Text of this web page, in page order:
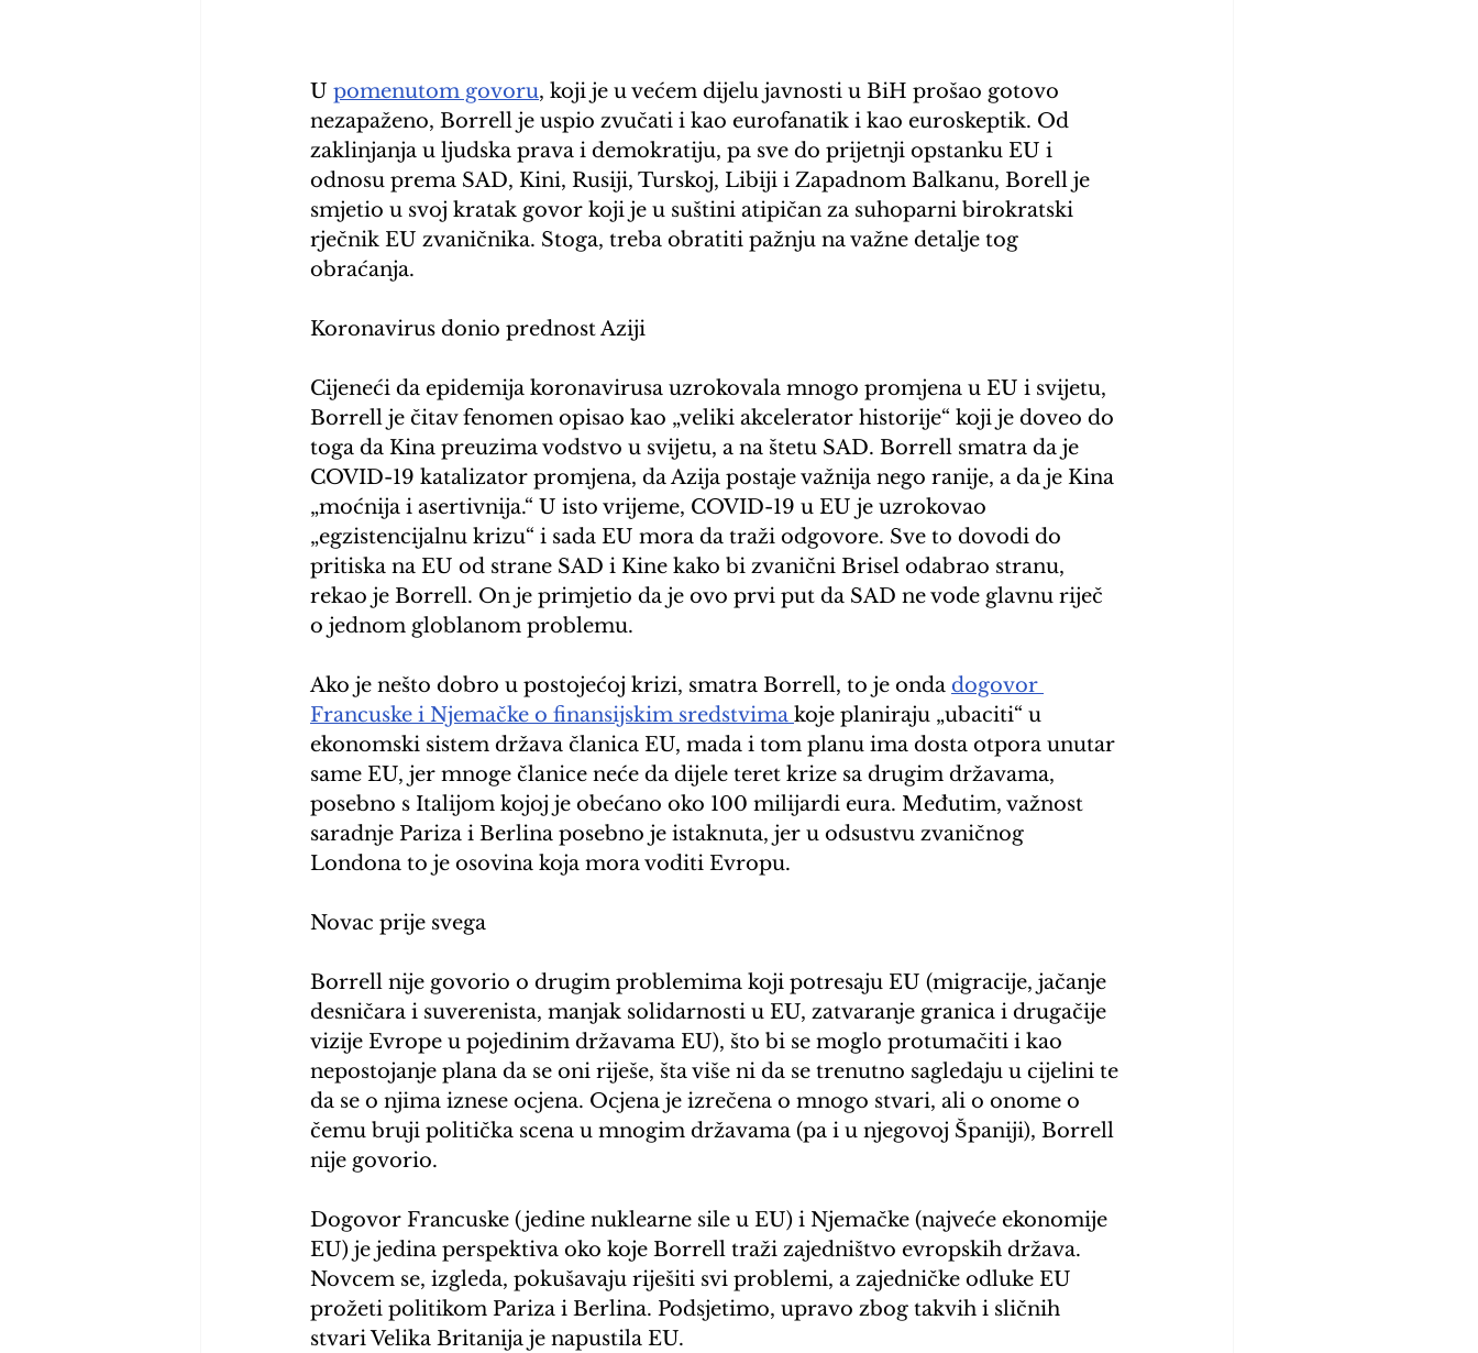
U pomenutom govoru, koji je u većem dijelu javnosti u BiH prošao gotovo
nezapaženo, Borrell je uspio zvučati i kao eurofanatik i kao euroskeptik. Od
zaklinjanja u ljudska prava i demokratiju, pa sve do prijetnji opstanku EU i
odnosu prema SAD, Kini, Rusiji, Turskoj, Libiji i Zapadnom Balkanu, Borell je
smjetio u svoj kratak govor koji je u suštini atipičan za suhoparni birokratski
rječnik EU zvaničnika. Stoga, treba obratiti pažnju na važne detalje tog
obraćanja.
Koronavirus donio prednost Aziji
Cijeneći da epidemija koronavirusa uzrokovala mnogo promjena u EU i svijetu,
Borrell je čitav fenomen opisao kao „veliki akcelerator historije“ koji je doveo do
toga da Kina preuzima vodstvo u svijetu, a na štetu SAD. Borrell smatra da je
COVID-19 katalizator promjena, da Azija postaje važnija nego ranije, a da je Kina
„moćnija i asertivnija.“ U isto vrijeme, COVID-19 u EU je uzrokovao
„egzistencijalnu krizu“ i sada EU mora da traži odgovore. Sve to dovodi do
pritiska na EU od strane SAD i Kine kako bi zvanični Brisel odabrao stranu,
rekao je Borrell. On je primjetio da je ovo prvi put da SAD ne vode glavnu riječ
o jednom globlanom problemu.
Ako je nešto dobro u postojećoj krizi, smatra Borrell, to je onda dogovor
Francuske i Njemačke o finansijskim sredstvima koje planiraju „ubaciti“ u
ekonomski sistem država članica EU, mada i tom planu ima dosta otpora unutar
same EU, jer mnoge članice neće da dijele teret krize sa drugim državama,
posebno s Italijom kojoj je obećano oko 100 milijardi eura. Međutim, važnost
saradnje Pariza i Berlina posebno je istaknuta, jer u odsustvu zvaničnog
Londona to je osovina koja mora voditi Evropu.
Novac prije svega
Borrell nije govorio o drugim problemima koji potresaju EU (migracije, jačanje
desničara i suverenista, manjak solidarnosti u EU, zatvaranje granica i drugačije
vizije Evrope u pojedinim državama EU), što bi se moglo protumačiti i kao
nepostojanje plana da se oni riješe, šta više ni da se trenutno sagledaju u cijelini te
da se o njima iznese ocjena. Ocjena je izrečena o mnogo stvari, ali o onome o
čemu bruji politička scena u mnogim državama (pa i u njegovoj Španiji), Borrell
nije govorio.
Dogovor Francuske (jedine nuklearne sile u EU) i Njemačke (najveće ekonomije
EU) je jedina perspektiva oko koje Borrell traži zajedništvo evropskih država.
Novcem se, izgleda, pokušavaju riješiti svi problemi, a zajedničke odluke EU
prožeti politikom Pariza i Berlina. Podsjetimo, upravo zbog takvih i sličnih
stvari Velika Britanija je napustila EU.